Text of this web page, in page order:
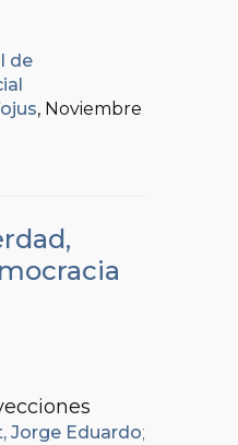
de
, Noviembre
Jorge Eduardo;